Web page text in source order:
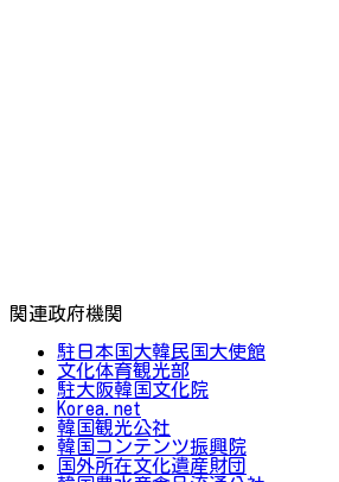
関連政府機関
駐日本国大韓民国大使館
文化体育観光部
駐大阪韓国文化院
Korea.net
韓国観光公社
韓国コンテンツ振興院
国外所在文化遺産財団